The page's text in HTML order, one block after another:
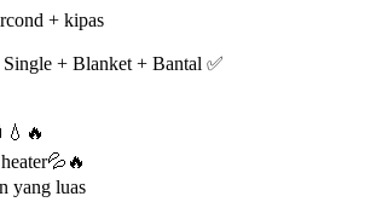
+ kipas
+ Blanket + Bantal ✅
yang luas